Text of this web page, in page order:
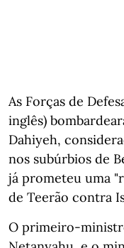
As Forças de
inglês)
Dahiyeh,
nos subúrbios de
já prometeu uma
de Teerão contra
O primeiro-